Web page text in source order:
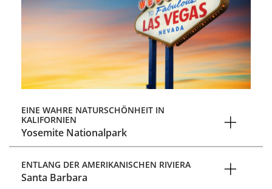
EINE WAHRE NATURSCHÖNHEIT IN
KALIFORNIEN
Yosemite Nationalpark
ENTLANG DER AMERIKANISCHEN RIVIERA
Santa Barbara